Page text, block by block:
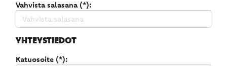
Vahvista salasana (*):
YHTEYSTIEDOT
Katuosoite (*):